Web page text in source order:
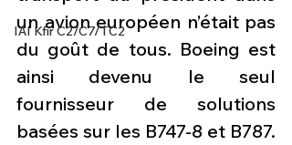
IAI Kfir C2/C7/TC2
un avion européen n’était pas
du goût de tous. Boeing est
ainsi devenu le seul
fournisseur de solutions
basées sur les B747-8 et B787.